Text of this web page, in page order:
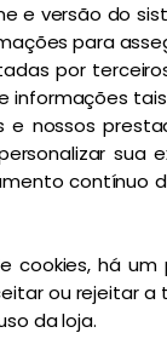
versão do
para
por
nossos
contínuo
há
ou rejeitar
da loja.